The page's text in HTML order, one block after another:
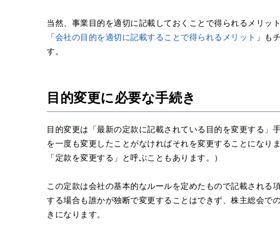
当然、事業目的を適切に記載しておくことで得られるメリッ
「会社の目的を適切に記載することで得られるメリット 」も
す。
目的変更に必要な手続き
目的変更は「最新の定款に記載されている目的を変更する」
を一度も変更したことがなければそれを変更することになり
「定款を変更する」と呼ぶこともあります。）
この定款は会社の基本的なルールを定めたもので記載される
する場合も誰かが独断で変更することはできず、株主総会で
きになります。